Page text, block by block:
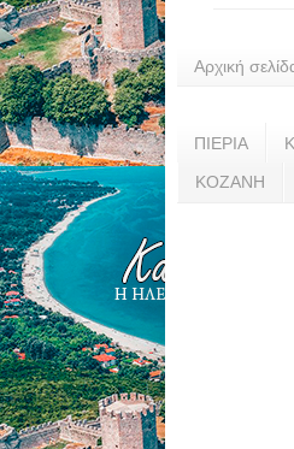
Αρχική
ΠΙΕΡΙΑ
ΚΟΖΑΝΗ